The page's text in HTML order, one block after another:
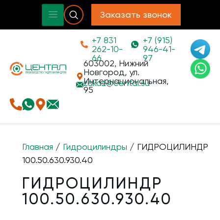
Заказать звонок
+7 831
262-10-
66
+7 (915)
946-41-
97
603002, Нижний
Новгород, ул.
Интернациональная,
95
zakaz@cental.su
Главная / Гидроцилиндры / ГИДРОЦИЛИНДР
100.50.630.930.40
ГИДРОЦИЛИНДР
100.50.630.930.40